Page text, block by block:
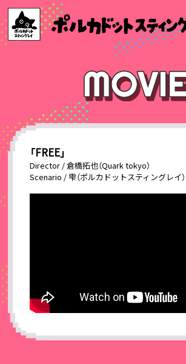
「FREE」
Director / 倉橋拓也（Quark tokyo）
Scenario / 雫（ポルカドットスティングレイ）